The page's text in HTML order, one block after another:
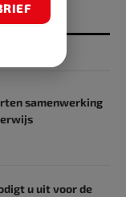
samenwerking
u uit voor de